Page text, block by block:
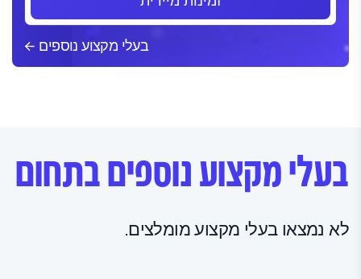
בעלי מקצוע נוספים
בעלי מקצוע נוספים בתחום
לא נמצאו בעלי מקצוע מומלצים.